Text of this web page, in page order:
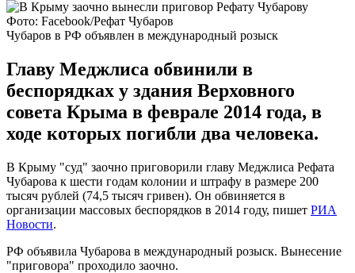
Фото: Facebook/Рефат Чубаров
Чубаров в РФ объявлен в международный розыск
Главу Меджлиса обвинили в
беспорядках у здания Верховного
совета Крыма в феврале 2014 года, в
ходе которых погибли два человека.
В Крыму "суд" заочно приговорили главу Меджлиса Рефата
Чубарова к шести годам колонии и штрафу в размере 200
тысяч рублей (74,5 тысяч гривен). Он обвиняется в
организации массовых беспорядков в 2014 году, пишет РИА
Новости.
РФ объявила Чубарова в международный розыск. Вынесение
"приговора" проходило заочно.